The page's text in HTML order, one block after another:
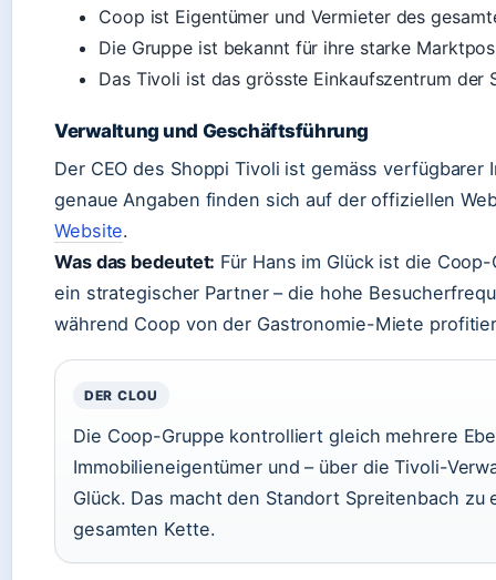
Coop ist Eigentümer und Vermieter des
Die Gruppe ist bekannt für ihre starke
Das Tivoli ist das grösste Einkaufszentrum der
Verwaltung und Geschäftsführung
Der CEO des Shoppi Tivoli ist gemäss
genaue Angaben finden sich auf der offiziellen
Website.
Was das bedeutet: Für Hans im Glück ist die
ein strategischer Partner – die hohe
während Coop von der Gastronomie-Miete
DER CLOU
Die Coop-Gruppe kontrolliert gleich mehrere
Immobilieneigentümer und – über die Tivoli-
Glück. Das macht den Standort Spreitenbach
gesamten Kette.